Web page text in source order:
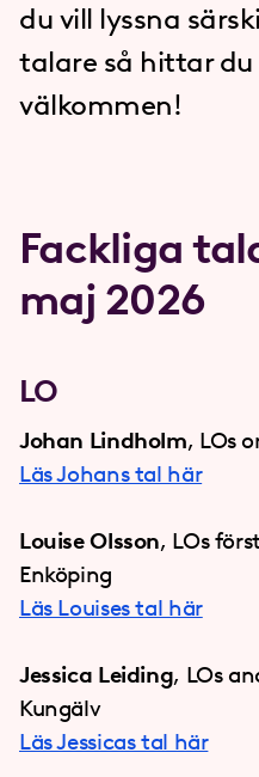
du vill lyssna
talare så hittar
välkommen!
Fackliga
maj 2026
LO
Johan Lindholm, LOs
Läs Johans tal här
Louise Olsson, LOs
Enköping
Läs Louises tal här
Jessica Leiding, LOs
Kungälv
Läs Jessicas tal här